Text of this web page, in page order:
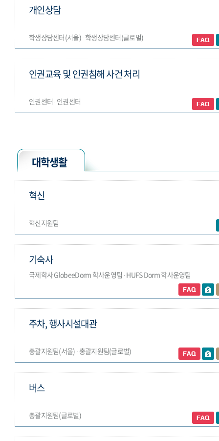
학생상담센터(서울) ∙ 학생상담센터(글로벌)
개인상담
인권센터 ∙ 인권센터
인권교육 및 인권침해 사건 처리
대학생활
혁신지원팀
혁신
국제학사 GlobeeDorm 학사운영팀 ∙ HUFS Dorm 학사운영팀
기숙사
총괄지원팀(서울) ∙ 총괄지원팀(글로벌)
주차, 행사시설대관
총괄지원팀(글로벌)
버스